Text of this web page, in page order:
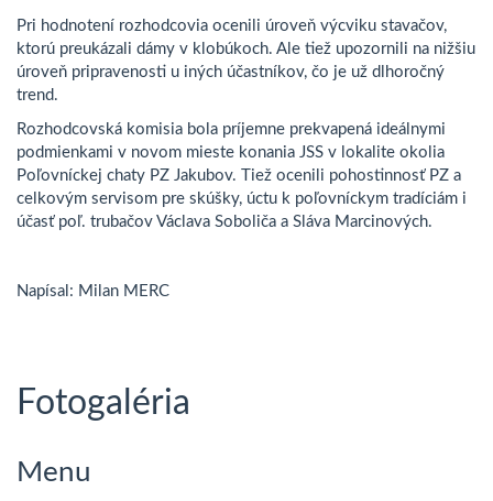
Pri hodnotení rozhodcovia ocenili úroveň výcviku stavačov,
ktorú preukázali dámy v klobúkoch. Ale tiež upozornili na nižšiu
úroveň pripravenosti u iných účastníkov, čo je už dlhoročný
trend.
Rozhodcovská komisia bola príjemne prekvapená ideálnymi
podmienkami v novom mieste konania JSS v lokalite okolia
Poľovníckej chaty PZ Jakubov. Tiež ocenili pohostinnosť PZ a
celkovým servisom pre skúšky, úctu k poľovníckym tradíciám i
účasť poľ. trubačov Václava Soboliča a Sláva Marcinových.
Napísal: Milan MERC
Fotogaléria
Menu